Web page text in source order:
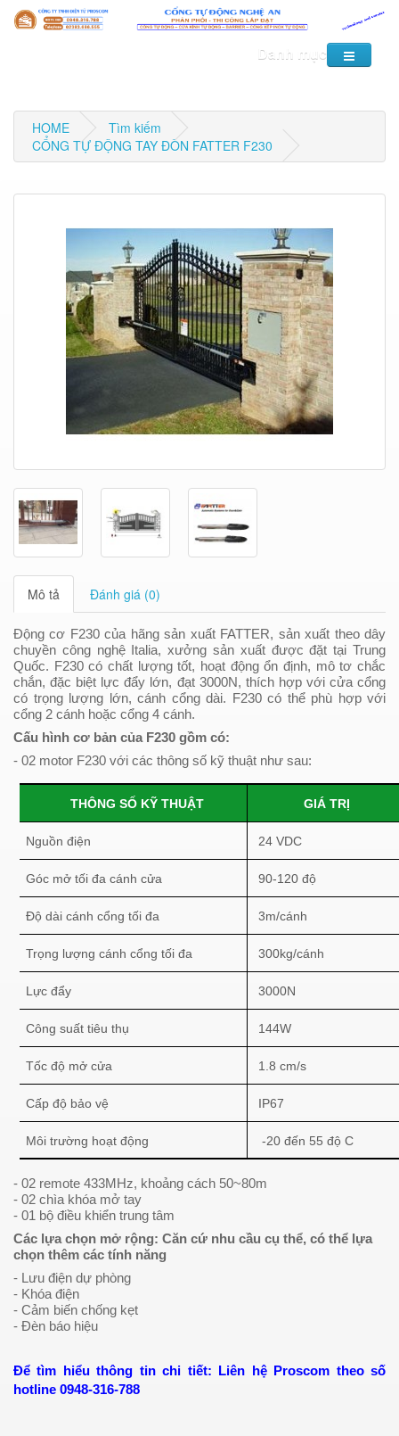
Danh mục
HOME
Tìm kiếm
CỔNG TỰ ĐỘNG TAY ĐÒN FATTER F230
Mô tả Đánh giá (0)
Động cơ F230 của hãng sản xuất FATTER, sản xuất theo dây
chuyền công nghệ Italia, xưởng sản xuất được đặt tại Trung
Quốc. F230 có chất lượng tốt, hoạt động ổn định, mô tơ chắc
chắn, đặc biệt lực đẩy lớn, đạt 3000N, thích hợp với cửa cổng
có trọng lượng lớn, cánh cổng dài. F230 có thể phù hợp với
cổng 2 cánh hoặc cổng 4 cánh.
Cấu hình cơ bản của F230 gồm có:
- 02 motor F230 với các thông số kỹ thuật như sau:
THÔNG SỐ KỸ THUẬT GIÁ TRỊ
Nguồn điện 24 VDC
Góc mở tối đa cánh cửa 90-120 độ
Độ dài cánh cổng tối đa 3m/cánh
Trọng lượng cánh cổng tối đa 300kg/cánh
Lực đẩy 3000N
Công suất tiêu thụ 144W
Tốc độ mở cửa 1.8 cm/s
Cấp độ bảo vệ IP67
Môi trường hoạt động -20 đến 55 độ C
- 02 remote 433MHz, khoảng cách 50~80m
- 02 chìa khóa mở tay
- 01 bộ điều khiển trung tâm
Các lựa chọn mở rộng: Căn cứ nhu cầu cụ thể, có thể lựa
chọn thêm các tính năng
- Lưu điện dự phòng
- Khóa điện
- Cảm biến chống kẹt
- Đèn báo hiệu
Để tìm hiểu thông tin chi tiết: Liên hệ Proscom theo số
hotline 0948-316-788